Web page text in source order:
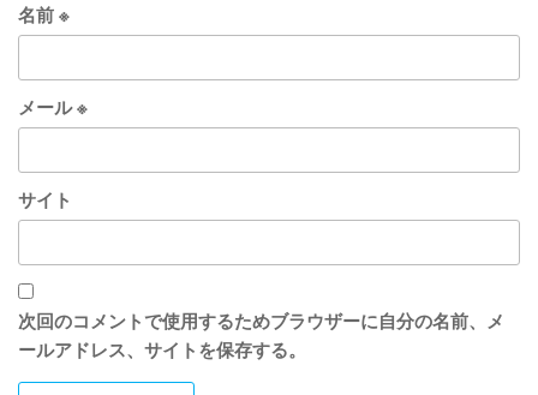
名前※
メール※
サイト
次回のコメントで使用するためブラウザーに自分の名前、メ
ールアドレス、サイトを保存する。